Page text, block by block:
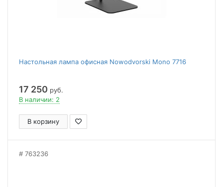
Настольная лампа офисная Nowodvorski Mono 7716
17 250 руб.
В наличии: 2
В корзину
763236